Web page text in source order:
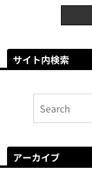
サイト内検索
アーカイブ